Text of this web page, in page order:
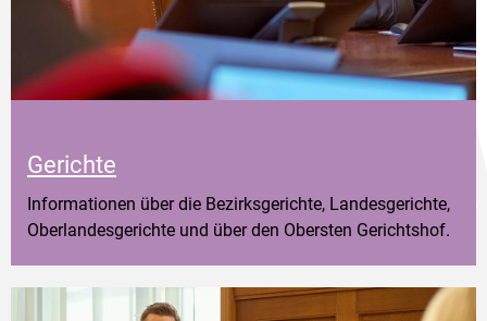
Gerichte
Informationen über die Bezirksgerichte, Landesgerichte,
Oberlandesgerichte und über den Obersten Gerichtshof.